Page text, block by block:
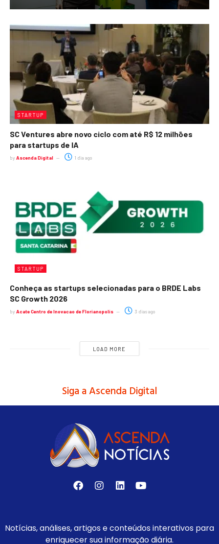
STARTUP
SC Ventures abre novo ciclo com até R$ 12 milhões
para startups de IA
by Ascenda Digital 1 dia ago
STARTUP
Conheça as startups selecionadas para o BRDE Labs
SC Growth 2026
by Acate Centro de Inovacao de Florianopolis 3 dias ago
LOAD MORE
Siga a Ascenda Digital
Notícias, análises, artigos e conteúdos interativos para
enriquecer sua informação diária.